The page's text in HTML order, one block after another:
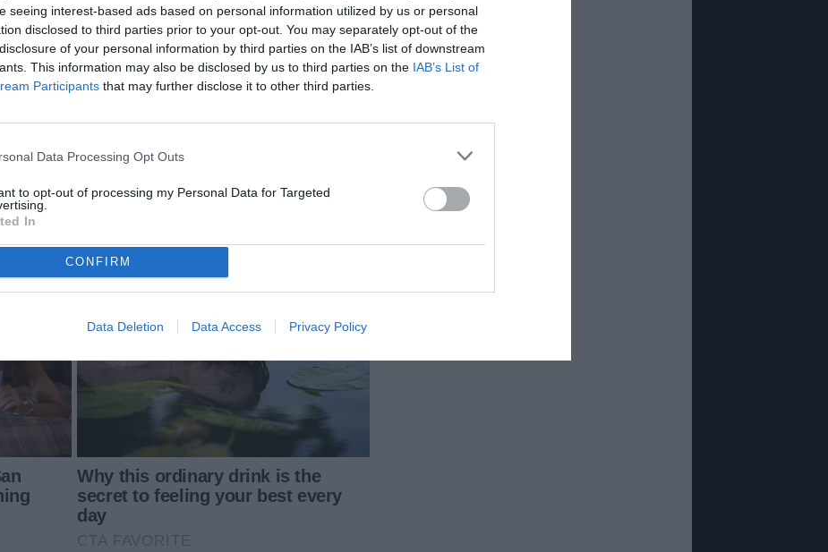
seeing interest-based ads based on personal information utilized by us or personal
disclosed to third parties prior to your opt-out. You may separately opt-out of the
of your personal information by third parties on the IAB’s list of downstream
This information may also be disclosed by us to third parties on the IAB’s List of
Participants that may further disclose it to other third parties.
Data Processing Opt Outs
to opt-out of processing my Personal Data for Targeted
In
CONFIRM
Data Deletion Data Access Privacy Policy